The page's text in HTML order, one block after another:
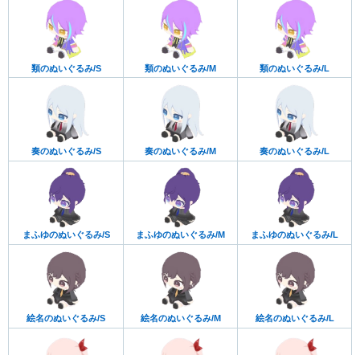
類のぬいぐるみ/S 類のぬいぐるみ/M 類のぬいぐるみ/L
奏のぬいぐるみ/S 奏のぬいぐるみ/M 奏のぬいぐるみ/L
まふゆのぬいぐるみ/S まふゆのぬいぐるみ/M まふゆのぬいぐるみ/L
絵名のぬいぐるみ/S 絵名のぬいぐるみ/M 絵名のぬいぐるみ/L